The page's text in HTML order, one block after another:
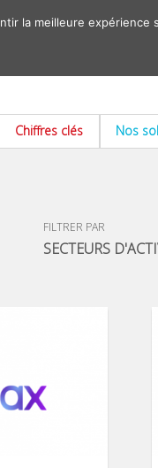
Chiffres clés Nos
FILTRER PAR
SECTEURS
la meilleure